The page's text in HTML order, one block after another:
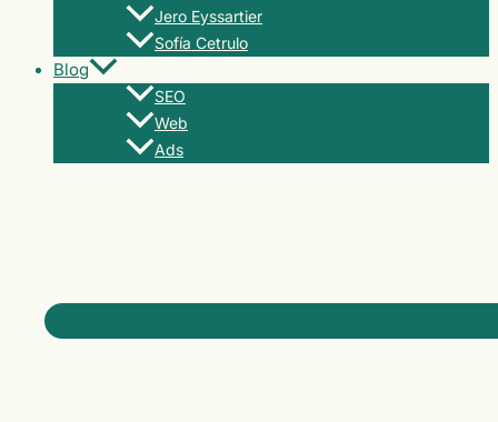
Jero Eyssartier
Sofía Cetrulo
Blog
SEO
Web
Ads